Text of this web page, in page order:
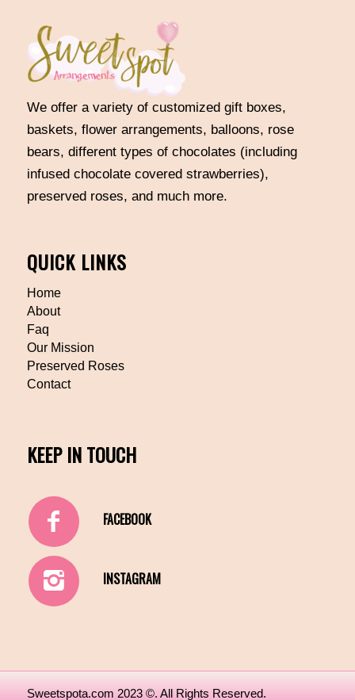
We offer a variety of customized gift boxes,
baskets, flower arrangements, balloons, rose
bears, different types of chocolates (including
infused chocolate covered strawberries),
preserved roses, and much more.
QUICK LINKS
Home
About
Faq
Our Mission
Preserved Roses
Contact
KEEP IN TOUCH
FACEBOOK
INSTAGRAM
Sweetspota.com 2023 ©. All Rights Reserved.